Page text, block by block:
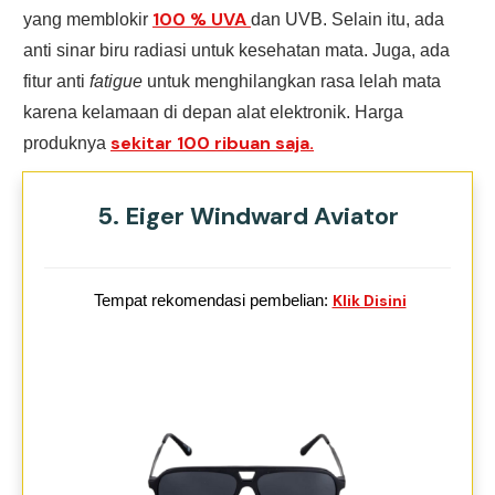
yang memblokir 100 % UVA dan UVB. Selain itu, ada
anti sinar biru radiasi untuk kesehatan mata. Juga, ada
fitur anti fatigue untuk menghilangkan rasa lelah mata
karena kelamaan di depan alat elektronik. Harga
produknya sekitar 100 ribuan saja.
5. Eiger Windward Aviator
Tempat rekomendasi pembelian: Klik Disini